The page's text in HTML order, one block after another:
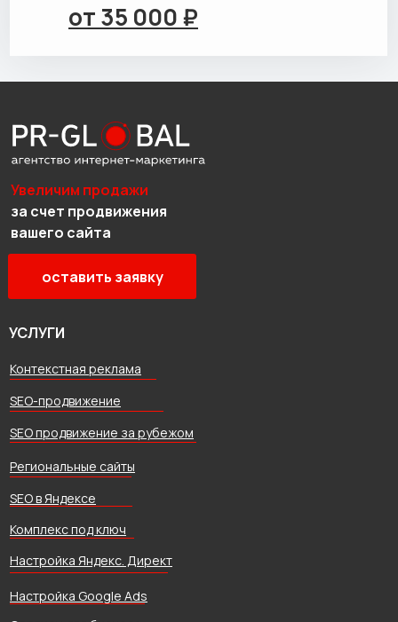
от 35 000 ₽
Увеличим продажи
за счет продвижения
вашего сайта
УСЛУГИ
SEO-продвижение
Контекстная реклама
SEO продвижение за рубежом
оставить заявку
Региональные сайты
Настройка Яндекс. Директ
SEO в Яндексе
Комплекс под ключ
Настройка Google Ads